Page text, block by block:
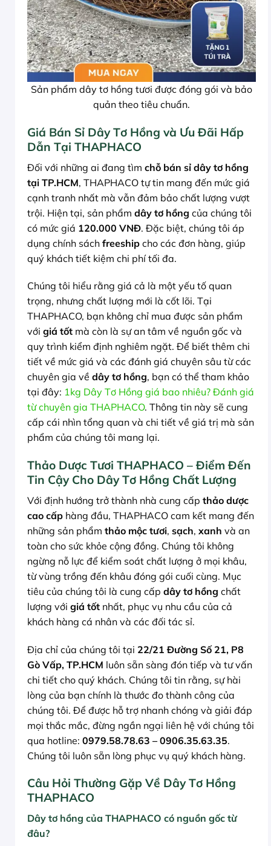
Sản phẩm dây tơ hồng tươi được đóng gói và bảo
quản theo tiêu chuẩn.
Giá Bán Sỉ Dây Tơ Hồng và Ưu Đãi Hấp
Dẫn Tại THAPHACO
Đối với những ai đang tìm chỗ bán sỉ dây tơ hồng
tại TP.HCM, THAPHACO tự tin mang đến mức giá
cạnh tranh nhất mà vẫn đảm bảo chất lượng vượt
trội. Hiện tại, sản phẩm dây tơ hồng của chúng tôi
có mức giá 120.000 VNĐ. Đặc biệt, chúng tôi áp
dụng chính sách freeship cho các đơn hàng, giúp
quý khách tiết kiệm chi phí tối đa.
Chúng tôi hiểu rằng giá cả là một yếu tố quan
trọng, nhưng chất lượng mới là cốt lõi. Tại
THAPHACO, bạn không chỉ mua được sản phẩm
với giá tốt mà còn là sự an tâm về nguồn gốc và
quy trình kiểm định nghiêm ngặt. Để biết thêm chi
tiết về mức giá và các đánh giá chuyên sâu từ các
chuyên gia về dây tơ hồng, bạn có thể tham khảo
tại đây: 1kg Dây Tơ Hồng giá bao nhiêu? Đánh giá
từ chuyên gia THAPHACO. Thông tin này sẽ cung
cấp cái nhìn tổng quan và chi tiết về giá trị mà sản
phẩm của chúng tôi mang lại.
Thảo Dược Tươi THAPHACO – Điểm Đến
Tin Cậy Cho Dây Tơ Hồng Chất Lượng
Với định hướng trở thành nhà cung cấp thảo dược
cao cấp hàng đầu, THAPHACO cam kết mang đến
những sản phẩm thảo mộc tươi, sạch, xanh và an
toàn cho sức khỏe cộng đồng. Chúng tôi không
ngừng nỗ lực để kiểm soát chất lượng ở mọi khâu,
từ vùng trồng đến khâu đóng gói cuối cùng. Mục
tiêu của chúng tôi là cung cấp dây tơ hồng chất
lượng với giá tốt nhất, phục vụ nhu cầu của cả
khách hàng cá nhân và các đối tác sỉ.
Địa chỉ của chúng tôi tại 22/21 Đường Số 21, P8
Gò Vấp, TP.HCM luôn sẵn sàng đón tiếp và tư vấn
chi tiết cho quý khách. Chúng tôi tin rằng, sự hài
lòng của bạn chính là thước đo thành công của
chúng tôi. Để được hỗ trợ nhanh chóng và giải đáp
mọi thắc mắc, đừng ngần ngại liên hệ với chúng tôi
qua hotline: 0979.58.78.63 – 0906.35.63.35.
Chúng tôi luôn sẵn lòng phục vụ quý khách hàng.
Câu Hỏi Thường Gặp Về Dây Tơ Hồng
THAPHACO
Dây tơ hồng của THAPHACO có nguồn gốc từ
đâu?